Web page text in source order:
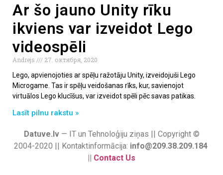
Ar šo jauno Unity rīku
ikviens var izveidot Lego
videospēli
Andrejs
27. октября, 2020
Lego, apvienojoties ar spēļu ražotāju Unity, izveidojuši Lego
Microgame. Tas ir spēļu veidošanas rīks, kur, savienojot
virtuālos Lego klucīšus, var izveidot spēli pēc savas patikas.
Lasīt pilnu rakstu »
Datuve.lv— IT un Tehnoloģiju ziņas || Copyright ©
2004-2020 || Kontaktinformācija: info@209.38.209.184
|| Contact Us